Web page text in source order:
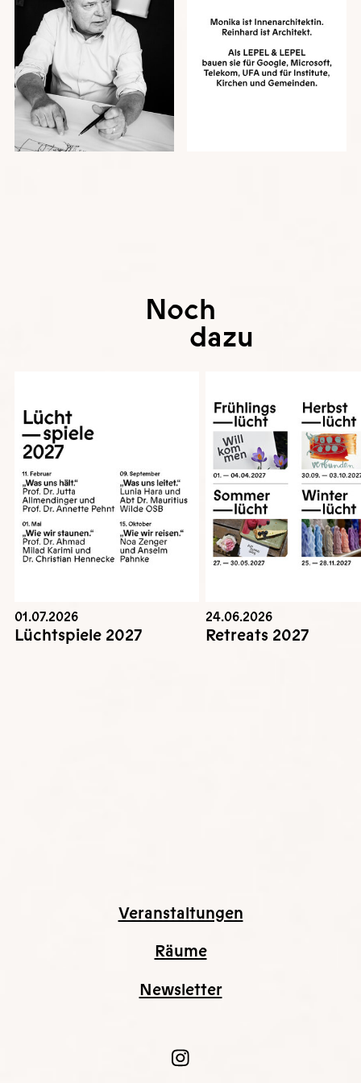
Noch
dazu
01.07.2026
Lüchtspiele 2027
24.06.2026
Retreats 2027
Veranstaltungen
Räume
Newsletter